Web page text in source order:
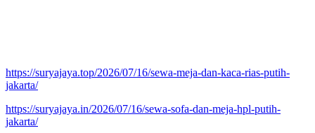
https://suryajaya.top/2026/07/16/sewa-meja-dan-kaca-rias-putih-
jakarta/
https://suryajaya.in/2026/07/16/sewa-sofa-dan-meja-hpl-putih-
jakarta/